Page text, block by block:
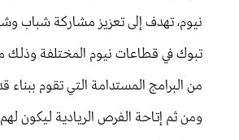
نيوم، تهدف إلى تعزيز مشاركة شباب
تبوك في قطاعات نيوم المختلفة
من البرامج المستدامة التي تقوم ببناء
ومن ثم إتاحة الفرص الريادية ليكون لهم